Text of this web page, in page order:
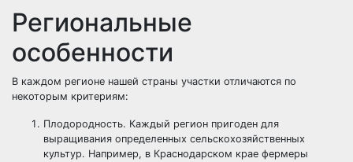
Региональные
особенности
В каждом регионе нашей страны участки отличаются по
некоторым критериям:
Плодородность. Каждый регион пригоден для
выращивания определенных сельскохозяйственных
культур. Например, в Краснодарском крае фермеры